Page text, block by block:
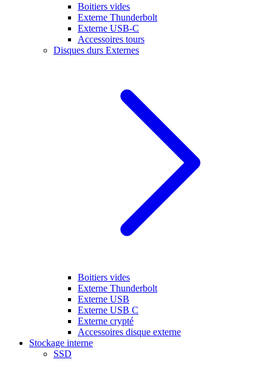
Boitiers vides
Externe Thunderbolt
Externe USB-C
Accessoires tours
Disques durs Externes
Boitiers vides
Externe Thunderbolt
Externe USB
Externe USB C
Externe crypté
Accessoires disque externe
Stockage interne
SSD